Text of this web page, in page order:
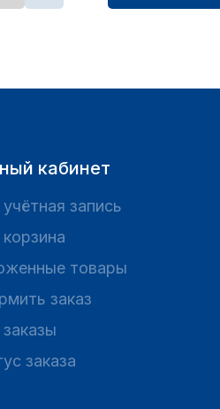
кабинет
запись
товары
заказ
заказа